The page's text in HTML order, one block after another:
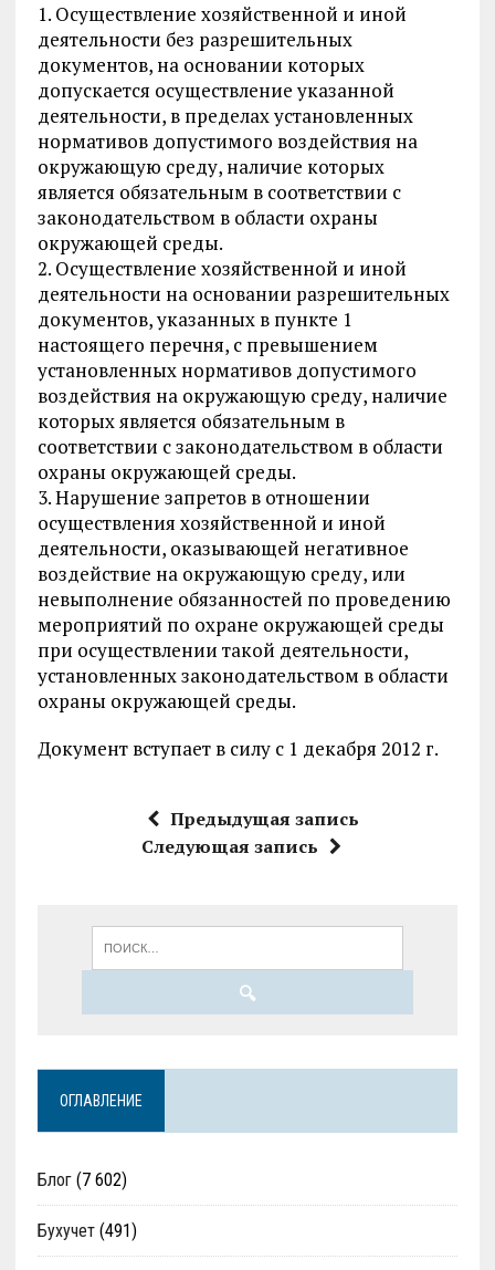
1. Осуществление хозяйственной и иной
деятельности без разрешительных
документов, на основании которых
допускается осуществление указанной
деятельности, в пределах установленных
нормативов допустимого воздействия на
окружающую среду, наличие которых
является обязательным в соответствии с
законодательством в области охраны
окружающей среды.
2. Осуществление хозяйственной и иной
деятельности на основании разрешительных
документов, указанных в пункте 1
настоящего перечня, с превышением
установленных нормативов допустимого
воздействия на окружающую среду, наличие
которых является обязательным в
соответствии с законодательством в области
охраны окружающей среды.
3. Нарушение запретов в отношении
осуществления хозяйственной и иной
деятельности, оказывающей негативное
воздействие на окружающую среду, или
невыполнение обязанностей по проведению
мероприятий по охране окружающей среды
при осуществлении такой деятельности,
установленных законодательством в области
охраны окружающей среды.
Документ вступает в силу с 1 декабря 2012 г.
Предыдущая запись
Следующая запись
ОГЛАВЛЕНИЕ
Блог(7 602)
Бухучет(491)